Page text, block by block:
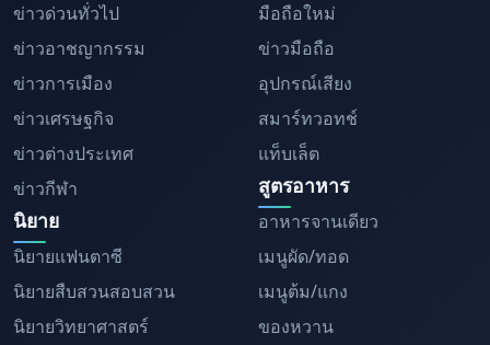
ข่าวด่วนทั่วไป
ข่าวอาชญากรรม
ข่าวการเมือง
ข่าวเศรษฐกิจ
ข่าวต่างประเทศ
ข่าวกีฬา
นิยาย
นิยายแฟนตาซี
นิยายสืบสวนสอบสวน
นิยายวิทยาศาสตร์
มือถือใหม่
ข่าวมือถือ
อุปกรณ์เสียง
สมาร์ทวอทช์
แท็บเล็ต
สูตรอาหาร
อาหารจานเดียว
เมนูผัด/ทอด
เมนูต้ม/แกง
ของหวาน